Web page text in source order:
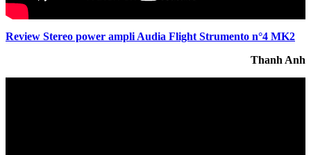
Review Stereo power ampli Audia Flight Strumento n°4 MK2
Thanh Anh